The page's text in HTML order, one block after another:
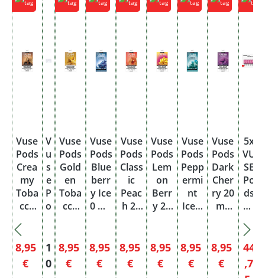
Vuse
Pods
Crea
my
Toba
cco
mg
Einw
eg
Verkaufspreis:
8,95
€
Regulärer Preis:
V
u
s
e
P
o
C
r
e
Regulärer Preis:
1
0
Vuse
Pods
Gold
en
Toba
cco
Einw
eg
Verkaufspreis:
8,95
€
Regulärer Preis:
Vuse
Pods
Blue
berr
y Ice
0 mg
Verkaufspreis:
8,95
€
Regulärer Preis:
Vuse
Pods
Class
ic
Peac
h 20
eg
Verkaufspreis:
8,95
€
Regulärer Preis:
Vuse
Pods
Lem
on
Berr
y 20
eg
Verkaufspreis:
8,95
€
Regulärer Preis:
Vuse
Pods
Pepp
ermi
nt
Ice 0
eg
Verkaufspreis:
8,95
€
Regulärer Preis:
Vuse
Pods
Dark
Cher
ry 20
mg
8,95
€
Regulärer
5x
VU
SE
Po
ds
Be
Ble
nd
44
,7